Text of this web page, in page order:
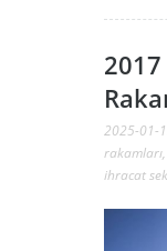
2025-01-
rakamları,
ihracat